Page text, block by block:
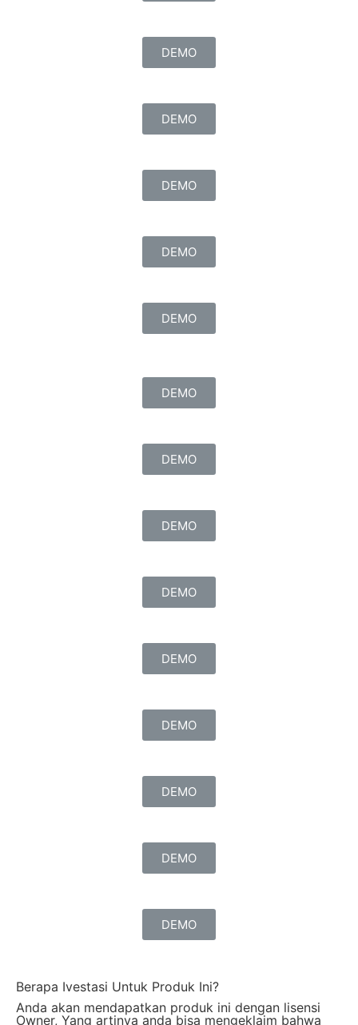
DEMO
DEMO
DEMO
DEMO
DEMO
DEMO
DEMO
DEMO
DEMO
DEMO
DEMO
DEMO
DEMO
DEMO
Berapa Ivestasi Untuk Produk Ini?
Anda akan mendapatkan produk ini dengan lisensi
Owner, Yang artinya anda bisa mengeklaim bahwa